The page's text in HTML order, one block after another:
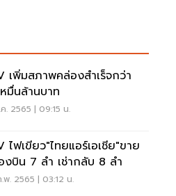
เพิ่มสภาพคล่องสำเร็จกว่า
มื่นล้านบาท
. 2565 | 09:15 น.
ไฟเขียว"ไทยแอร์เอเชีย"ขาย
งบิน 7 ลำ เช่ากลับ 8 ลำ
พ. 2565 | 03:12 น.